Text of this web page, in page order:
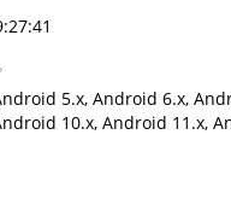
5.x, Android 6.x,
10.x, Android 11.x,